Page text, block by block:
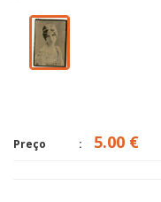
Preço 5.00 €